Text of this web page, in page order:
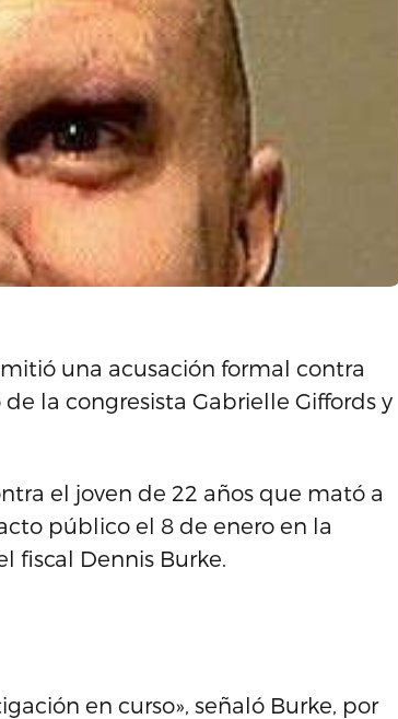
una acusación formal contra
la congresista Gabrielle Giffords y
el joven de 22 años que mató a
público el 8 de enero en la
fiscal Dennis Burke.
en curso», señaló Burke, por